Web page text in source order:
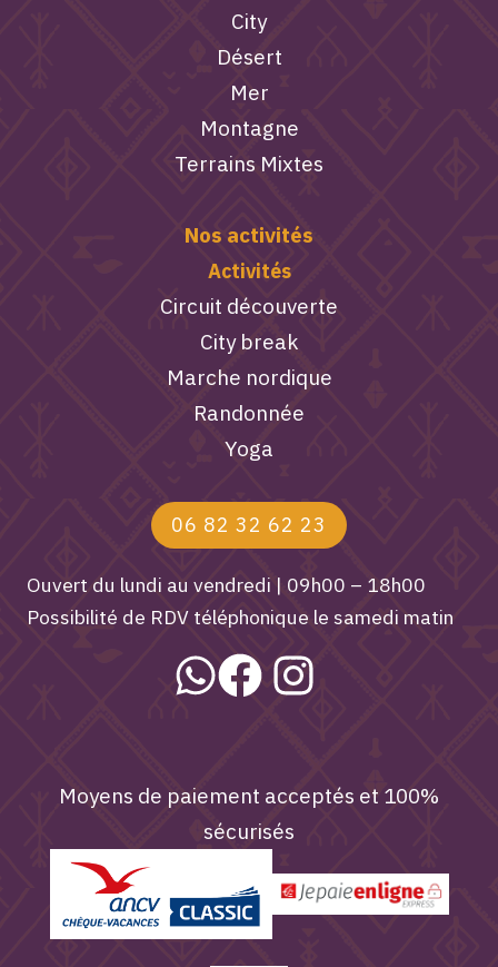
City
Désert
Mer
Montagne
Terrains Mixtes
Nos activités
Activités
Circuit découverte
City break
Marche nordique
Randonnée
Yoga
06 82 32 62 23
Ouvert du lundi au vendredi | 09h00 – 18h00
Possibilité de RDV téléphonique le samedi matin
Moyens de paiement acceptés et 100%
sécurisés